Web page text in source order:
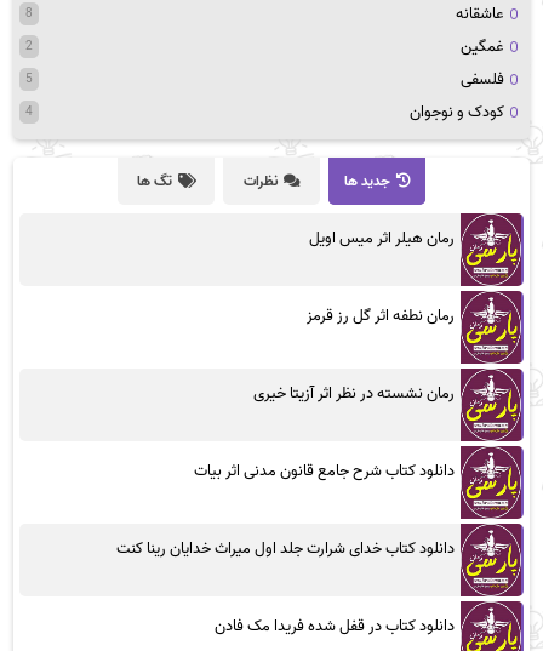
عاشقانه 8
غمگین 2
فلسفی 5
کودک و نوجوان 4
جدید ها نظرات تگ ها
رمان هیلر اثر میس اویل
رمان نطفه اثر گل رز قرمز
رمان نشسته در نظر اثر آزیتا خیری
دانلود کتاب شرح جامع قانون مدنی اثر بیات
دانلود کتاب خدای شرارت جلد اول میراث خدایان رینا کنت
دانلود کتاب در قفل شده فریدا مک فادن